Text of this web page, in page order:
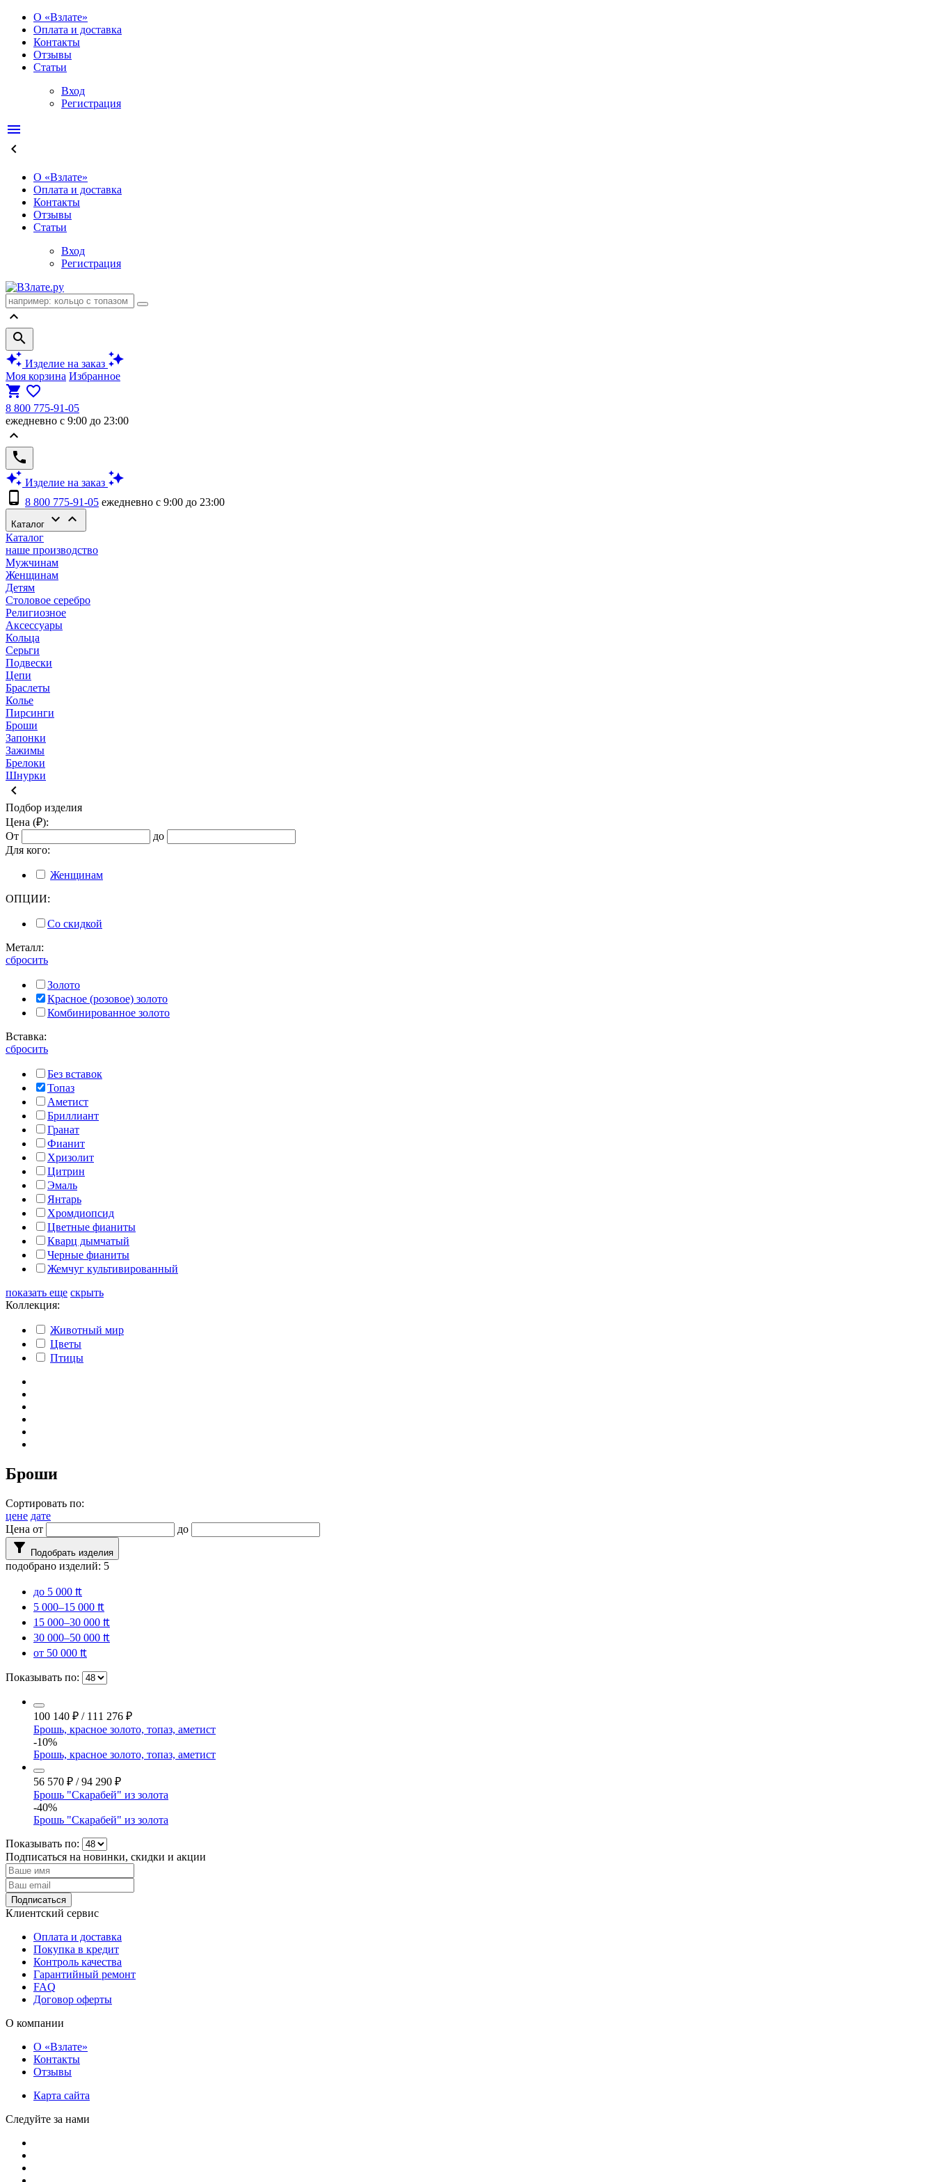
О «Взлате»
Оплата и доставка
Контакты
Отзывы
Статьи
Вход
Регистрация
menu
keyboard_arrow_left
О «Взлате»
Оплата и доставка
Контакты
Отзывы
Статьи
Вход
Регистрация
keyboard_arrow_up
search
auto_awesome Изделие на заказ auto_awesome
Моя корзина Избранное
shopping_cart favorite_border
8 800 775-91-05
ежедневно с 9:00 до 23:00
keyboard_arrow_up
phone
auto_awesome Изделие на заказ auto_awesome
phone_android 8 800 775-91-05 ежедневно с 9:00 до 23:00
Каталог keyboard_arrow_down keyboard_arrow_up
Каталог
наше производство
Мужчинам
Женщинам
Детям
Столовое серебро
Религиозное
Аксессуары
Кольца
Серьги
Подвески
Цепи
Браслеты
Колье
Пирсинги
Броши
Запонки
Зажимы
Брелоки
Шнурки
keyboard_arrow_left
Подбор изделия
Цена (₽):
От
до
Для кого:
Женщинам
ОПЦИИ:
Со скидкой
Металл:
сбросить
Золото
Красное (розовое) золото
Комбинированное золото
Вставка:
сбросить
Без вставок
Топаз
Аметист
Бриллиант
Гранат
Фианит
Хризолит
Цитрин
Эмаль
Янтарь
Хромдиопсид
Цветные фианиты
Кварц дымчатый
Черные фианиты
Жемчуг культивированный
показать еще скрыть
Коллекция:
Животный мир
Цветы
Птицы
Броши
Сортировать по:
цене дате
Цена от
до
filter_alt Подобрать изделия
подобрано изделий: 5
до 5 000 ₶
5 000–15 000 ₶
15 000–30 000 ₶
30 000–50 000 ₶
от 50 000 ₶
Показывать по:
100 140 ₽ / 111 276 ₽
Брошь, красное золото, топаз, аметист
-10%
Брошь, красное золото, топаз, аметист
56 570 ₽ / 94 290 ₽
Брошь "Скарабей" из золота
-40%
Брошь "Скарабей" из золота
Показывать по:
Подписаться на новинки, скидки и акции
Подписаться
Клиентский сервис
Оплата и доставка
Покупка в кредит
Контроль качества
Гарантийный ремонт
FAQ
Договор оферты
О компании
О «Взлате»
Контакты
Отзывы
Карта сайта
Следуйте за нами